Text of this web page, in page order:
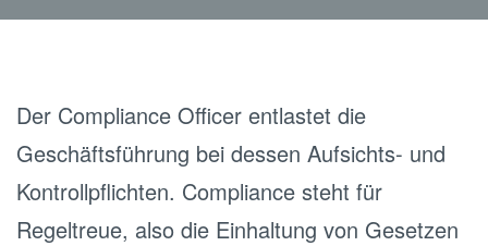
Der Compliance Officer entlastet die
Geschäftsführung bei dessen Aufsichts- und
Kontrollpflichten. Compliance steht für
Regeltreue, also die Einhaltung von Gesetzen